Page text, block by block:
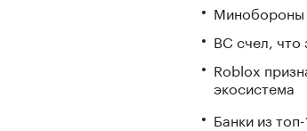
Минобороны
ВС счел, что
Roblox
экосистема
Банки из